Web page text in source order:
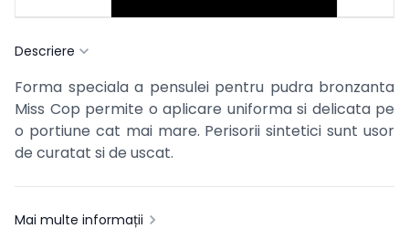
Descriere
Forma speciala a pensulei pentru pudra bronzanta
Miss Cop permite o aplicare uniforma si delicata pe
o portiune cat mai mare. Perisorii sintetici sunt usor
de curatat si de uscat.
Mai multe informații